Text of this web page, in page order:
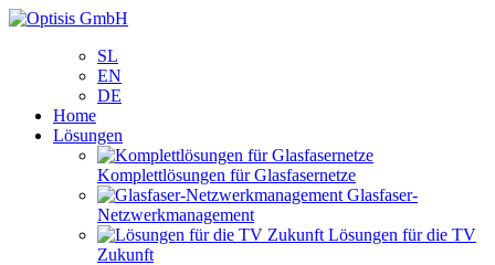
SL
EN
DE
Home
Lösungen
Komplettlösungen für Glasfasernetze
Glasfaser-
Netzwerkmanagement
Lösungen für die TV
Zukunft